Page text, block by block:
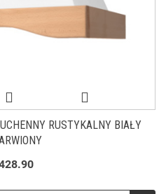
RUSTYKALNY BIAŁY